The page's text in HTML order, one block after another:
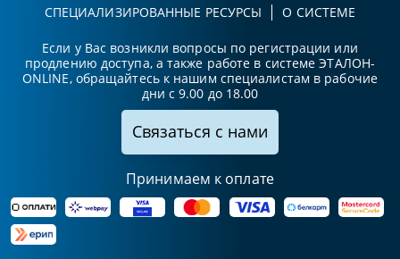
СПЕЦИАЛИЗИРОВАННЫЕ РЕСУРСЫ
О СИСТЕМЕ
Если у Вас возникли вопросы по регистрации или
продлению доступа, а также работе в системе ЭТАЛОН-
ONLINE, обращайтесь к нашим специалистам в рабочие
дни с 9.00 до 18.00
Связаться с нами
Принимаем к оплате